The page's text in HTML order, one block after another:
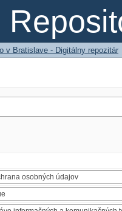
v Bratislave - Digitálny repozitár